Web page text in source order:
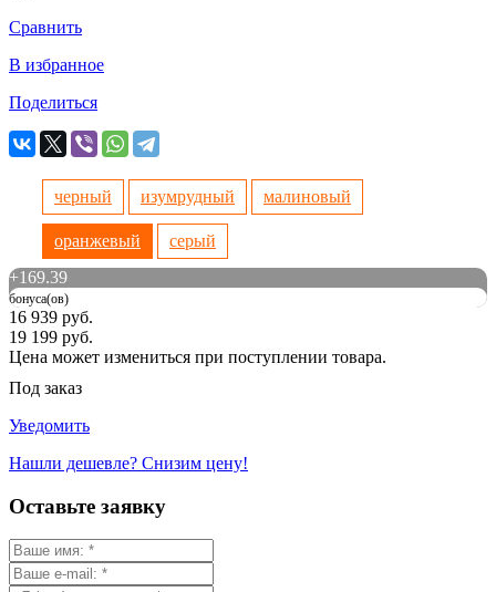
Сравнить
В избранное
Поделиться
черный изумрудный малиновый
оранжевый
серый
+169.39
бонуса(ов)
16 939 руб.
19 199 руб.
Цена может измениться при поступлении товара.
Под заказ
Уведомить
Нашли дешевле? Снизим цену!
Оставьте заявку